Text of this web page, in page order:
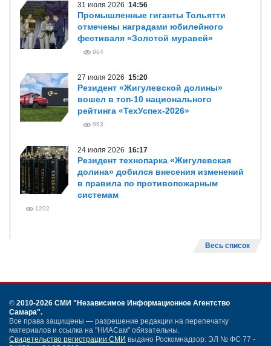
31 июля 2026 14:56
Промышленные гиганты Тольятти
отмечены наградами юбилейного
фестиваля «Золотой муравей»
964
27 июля 2026 15:20
Резидент «Жигулевской долины»
вошел в топ-10 национального
рейтинга «ТехУспех-2026»
963
24 июля 2026 16:17
Резидент технопарка «Жигулевская
долина» добился внесения изменений
в правила по противопожарным
системам
1202
Весь список
© 2010-2026 СМИ "Независимое Информационное Агентство
Самара".
Все права защищены — разрешение редакции на перепечатку
материалов и ссылка на "НИАСам" обязательны.
Свидетельство регистрации СМИ выдано Роскомнадзор: ЭЛ № ФС 77 -